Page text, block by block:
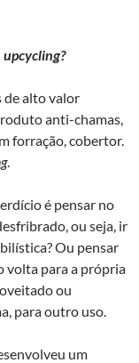
upcycling?
de alto valor
anti-chamas,
forração, cobertor.
.
é pensar no
ou seja, ir
Ou pensar
volta para a própria
ou
para outro uso.
um